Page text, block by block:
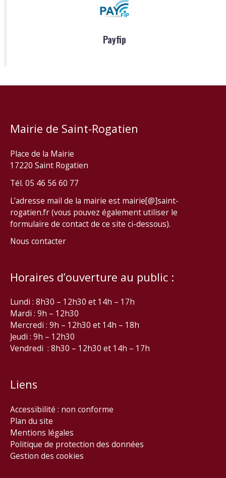
Payfip
Mairie de Saint-Rogatien
Place de la Mairie
17220 Saint Rogatien
Tél. 05 46 56 60 77
L’adresse mail de la mairie est mairie[@]saint-
rogatien.fr (vous pouvez également utiliser le
formulaire de contact de ce site ci-dessous).
Nous contacter
Horaires d’ouverture au public :
Lundi : 8h30 – 12h30 et 14h – 17h
Mardi : 9h – 12h30
Mercredi : 9h – 12h30 et 14h – 18h
Jeudi : 9h – 12h30
Vendredi : 8h30 – 12h30 et 14h – 17h
Liens
Accessibilité : non conforme
Plan du site
Mentions légales
Politique de protection des données
Gestion des cookies